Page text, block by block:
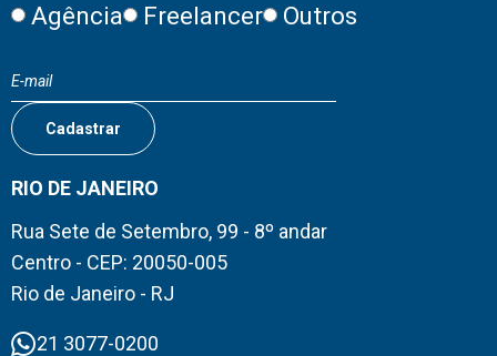
Agência Freelancer Outros
RIO DE JANEIRO
Rua Sete de Setembro, 99 - 8º andar
Centro - CEP: 20050-005
Rio de Janeiro - RJ
21 3077-0200